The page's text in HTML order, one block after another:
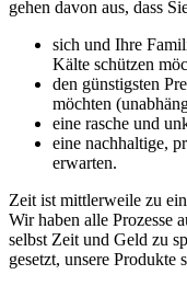
gehen davon aus, dass
sich und Ihre
Kälte schützen
den günstigsten
möchten
eine rasche und
eine nachhaltige,
erwarten.
Zeit ist mittlerweile zu
Wir haben alle Prozesse
selbst Zeit und Geld zu
gesetzt, unsere